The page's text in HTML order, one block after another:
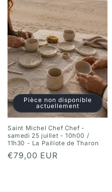
Pièce non disponible
actuellement
Saint Michel Chef Chef -
samedi 25 juillet - 10h00 /
11h30 - La Paillote de Tharon
Prix
€79,00 EUR